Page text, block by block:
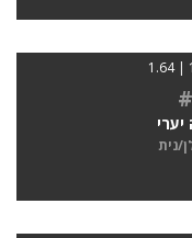
#
יערי
נית